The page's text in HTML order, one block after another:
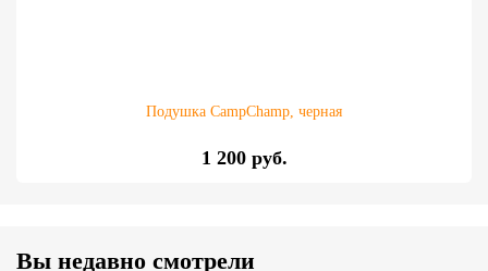
Подушка CampChamp, черная
1 200 руб.
Вы недавно смотрели